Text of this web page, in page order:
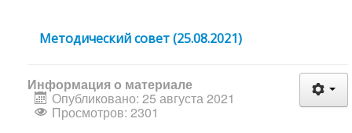
Методический совет (25.08.2021)
Информация о материале
Опубликовано: 25 августа 2021
Просмотров: 2301